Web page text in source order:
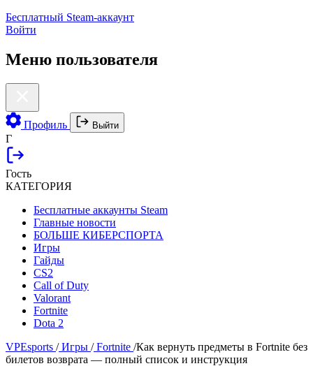
Бесплатный Steam-аккаунт
Войти
Меню пользователя
Профиль Выйти
Г
Гость
КАТЕГОРИЯ
Бесплатные аккаунты Steam
Главные новости
БОЛЬШЕ КИБЕРСПОРТА
Игры
Гайды
CS2
Call of Duty
Valorant
Fortnite
Dota 2
VPEsports / Игры / Fortnite /Как вернуть предметы в Fortnite без
билетов возврата — полный список и инструкция